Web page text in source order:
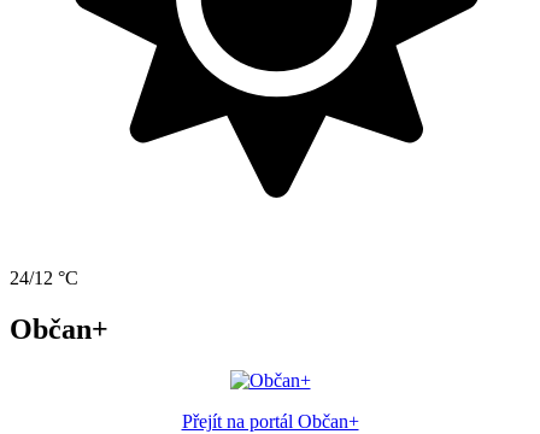
24/12 °C
Občan+
Přejít na portál Občan+